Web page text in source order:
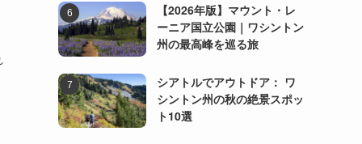
【2026年版】マウント・レ
ーニア国立公園｜ワシントン
州の最高峰を巡る旅
シアトルでアウトドア： ワ
シントン州の秋の絶景スポッ
ト10選